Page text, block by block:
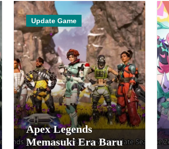
Update Game
Apex Legends
Memasuki Era Baru